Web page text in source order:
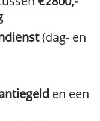
(dag- en
en een